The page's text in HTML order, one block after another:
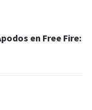
en Free Fire: